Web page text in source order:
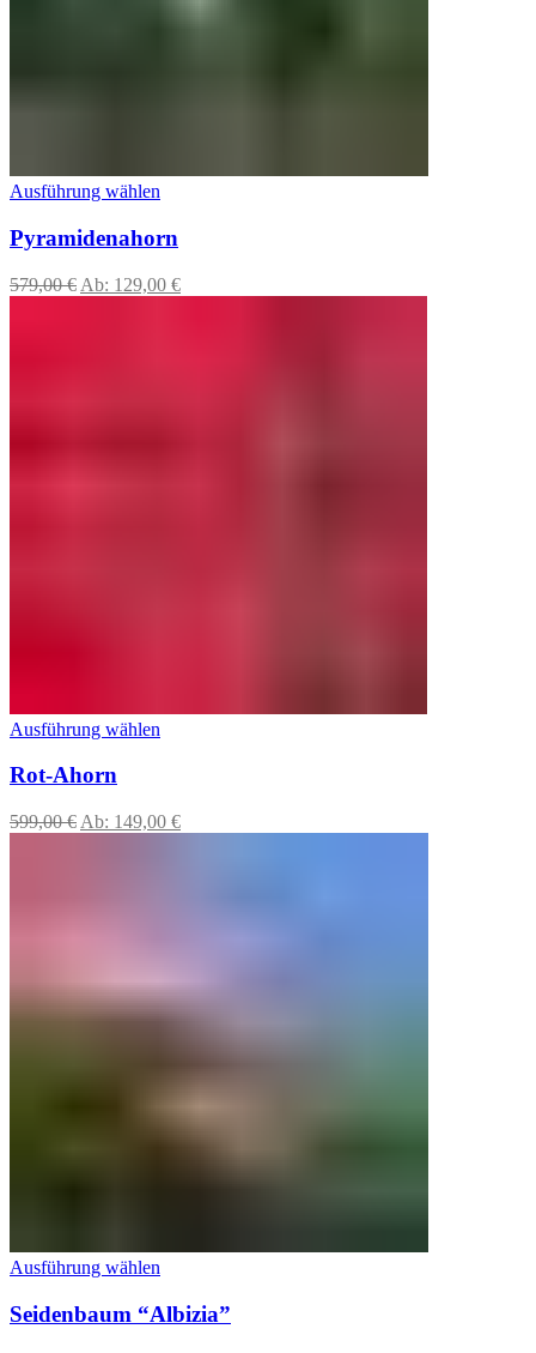
Ausführung wählen
Pyramidenahorn
579,00€ Ab: 129,00 €
Ausführung wählen
Rot-Ahorn
599,00€ Ab: 149,00 €
Ausführung wählen
Seidenbaum “Albizia”